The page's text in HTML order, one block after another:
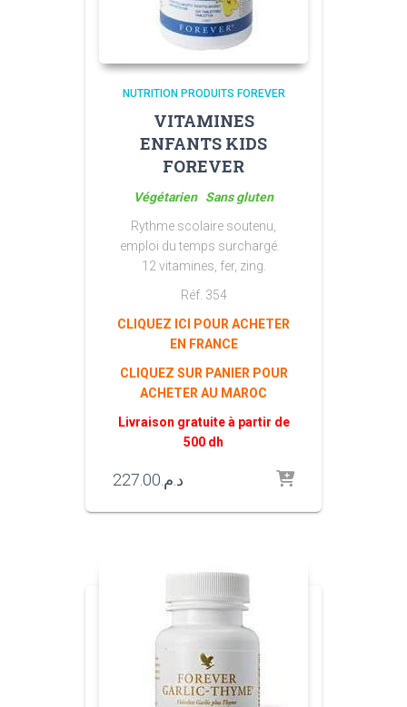
NUTRITION PRODUITS FOREVER
VITAMINES
ENFANTS KIDS
FOREVER
Végétarien Sans gluten
Rythme scolaire soutenu,
emploi du temps surchargé.
12 vitamines, fer, zing.
Réf. 354
CLIQUEZ ICI POUR ACHETER
EN FRANCE
CLIQUEZ SUR PANIER POUR
ACHETER AU MAROC
Livraison gratuite à partir de
500 dh
د.م. 227.00